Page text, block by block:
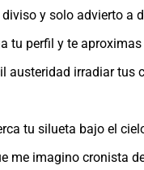
y solo advierto a
tu perfil y te
austeridad irradiar tus
tu silueta bajo el
me imagino cronista